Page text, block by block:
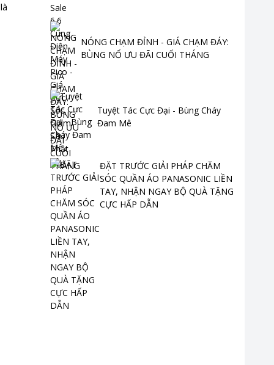
NÓNG CHẠM ĐỈNH - GIÁ CHẠM ĐÁY:
BÙNG NỔ ƯU ĐÃI CUỐI THÁNG
Tuyệt Tác Cực Đại - Bùng Cháy
Đam Mê
ĐẶT TRƯỚC GIẢI PHÁP CHĂM
SÓC QUẦN ÁO PANASONIC LIỀN
TAY, NHẬN NGAY BỘ QUÀ TẶNG
CỰC HẤP DẪN